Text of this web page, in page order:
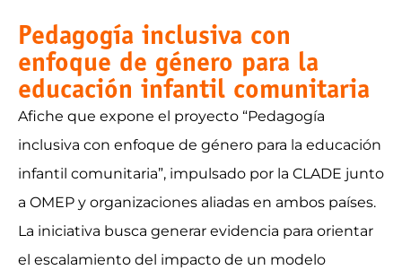
Pedagogía inclusiva con
enfoque de género para la
educación infantil comunitaria
Afiche que expone el proyecto “Pedagogía
inclusiva con enfoque de género para la educación
infantil comunitaria”, impulsado por la CLADE junto
a OMEP y organizaciones aliadas en ambos países.
La iniciativa busca generar evidencia para orientar
el escalamiento del impacto de un modelo